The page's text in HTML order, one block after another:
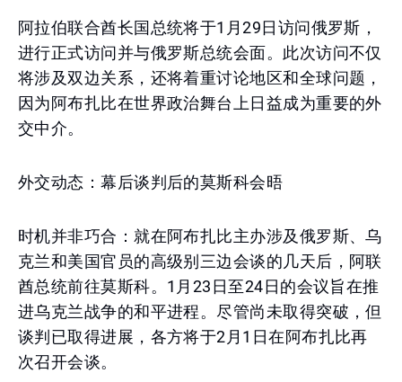
阿拉伯联合酋长国总统将于1月29日访问俄罗斯，
进行正式访问并与俄罗斯总统会面。此次访问不仅
将涉及双边关系，还将着重讨论地区和全球问题，
因为阿布扎比在世界政治舞台上日益成为重要的外
交中介。
外交动态：幕后谈判后的莫斯科会晤
时机并非巧合：就在阿布扎比主办涉及俄罗斯、乌
克兰和美国官员的高级别三边会谈的几天后，阿联
酋总统前往莫斯科。1月23日至24日的会议旨在推
进乌克兰战争的和平进程。尽管尚未取得突破，但
谈判已取得进展，各方将于2月1日在阿布扎比再
次召开会谈。